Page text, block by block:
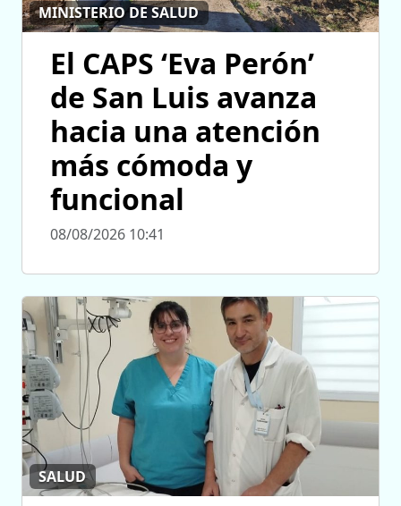
MINISTERIO DE SALUD
El CAPS ‘Eva Perón’
de San Luis avanza
hacia una atención
más cómoda y
funcional
08/08/2026 10:41
SALUD